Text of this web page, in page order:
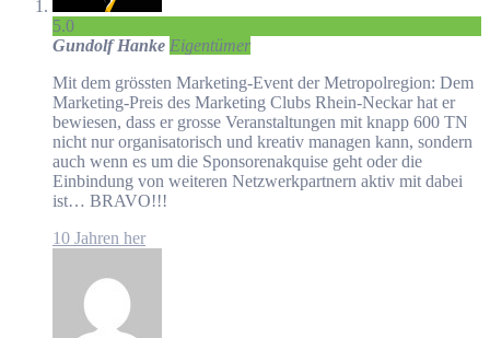
5.0
Gundolf Hanke Eigentümer
Mit dem grössten Marketing-Event der Metropolregion: Dem
Marketing-Preis des Marketing Clubs Rhein-Neckar hat er
bewiesen, dass er grosse Veranstaltungen mit knapp 600 TN
nicht nur organisatorisch und kreativ managen kann, sondern
auch wenn es um die Sponsorenakquise geht oder die
Einbindung von weiteren Netzwerkpartnern aktiv mit dabei
ist… BRAVO!!!
10 Jahren her